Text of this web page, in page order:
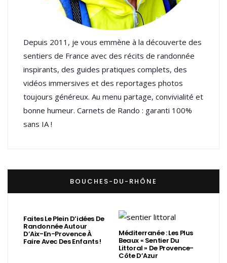
Depuis 2011, je vous emmène à la découverte des
sentiers de France avec des récits de randonnée
inspirants, des guides pratiques complets, des
vidéos immersives et des reportages photos
toujours généreux. Au menu partage, convivialité et
bonne humeur. Carnets de Rando : garanti 100%
sans IA !
BOUCHES-DU-RHÔNE
Faites Le Plein D’idées De
Randonnée Autour
D’Aix-En-Provence À
Faire Avec Des Enfants !
Méditerranée : Les Plus
Beaux « Sentier Du
Littoral » De Provence-
Côte D’Azur